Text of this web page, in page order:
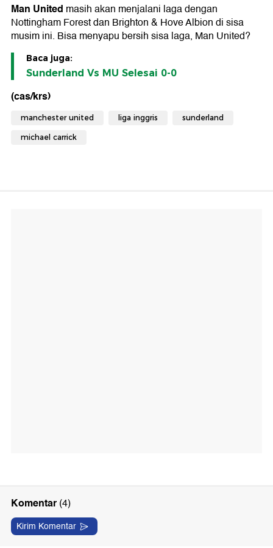
Man United masih akan menjalani laga dengan
Nottingham Forest dan Brighton & Hove Albion di sisa
musim ini. Bisa menyapu bersih sisa laga, Man United?
Baca juga:
Sunderland Vs MU Selesai 0-0
(cas/krs)
manchester united liga inggris sunderland
michael carrick